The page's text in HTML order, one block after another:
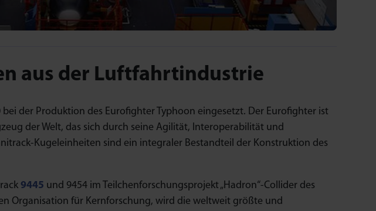
aus der Luftfahrtindustrie
bei der Produktion des Eurofighter Typhoon eingesetzt. Der Eurofighter ist
der Welt, das sich durch seine Agilität, Interoperabilität und
Kugeleinheiten sind ein integraler Bestandteil der Konstruktion des
9445 und 9454 im Teilchenforschungsprojekt „Hadron“-Collider des
Organisation für Kernforschung, wird die weltweit größte und